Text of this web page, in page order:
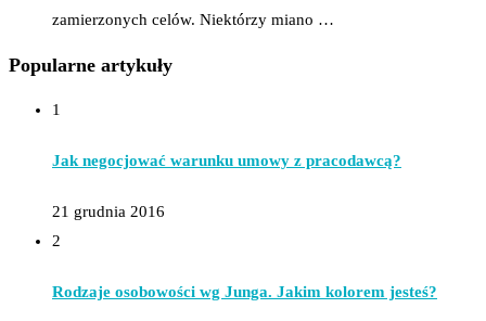
zamierzonych celów. Niektórzy miano …
Popularne artykuły
1
Jak negocjować warunku umowy z pracodawcą?
21 grudnia 2016
2
Rodzaje osobowości wg Junga. Jakim kolorem jesteś?